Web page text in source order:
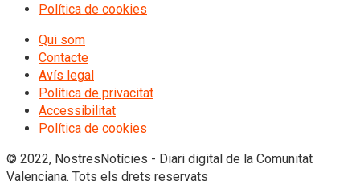
Política de cookies
Qui som
Contacte
Avís legal
Política de privacitat
Accessibilitat
Política de cookies
© 2022, NostresNotícies - Diari digital de la Comunitat
Valenciana. Tots els drets reservats